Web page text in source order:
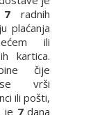
7radnih
plaćanja
ili
kartica.
čije
vrši
ili pošti,
je 7dana